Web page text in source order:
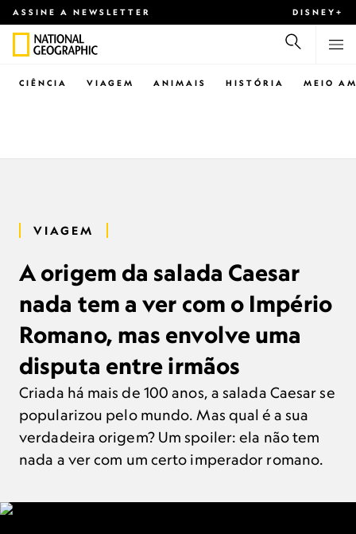
ASSINE A NEWSLETTER DISNEY+
CIÊNCIA VIAGEM ANIMAIS HISTÓRIA MEIO
VIAGEM
A origem da salada Caesar
nada tem a ver com o Império
Romano, mas envolve uma
disputa entre irmãos
Criada há mais de 100 anos, a salada Caesar se
popularizou pelo mundo. Mas qual é a sua
verdadeira origem? Um spoiler: ela não tem
nada a ver com um certo imperador romano.